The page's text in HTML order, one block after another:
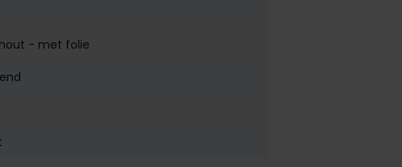
- met folie